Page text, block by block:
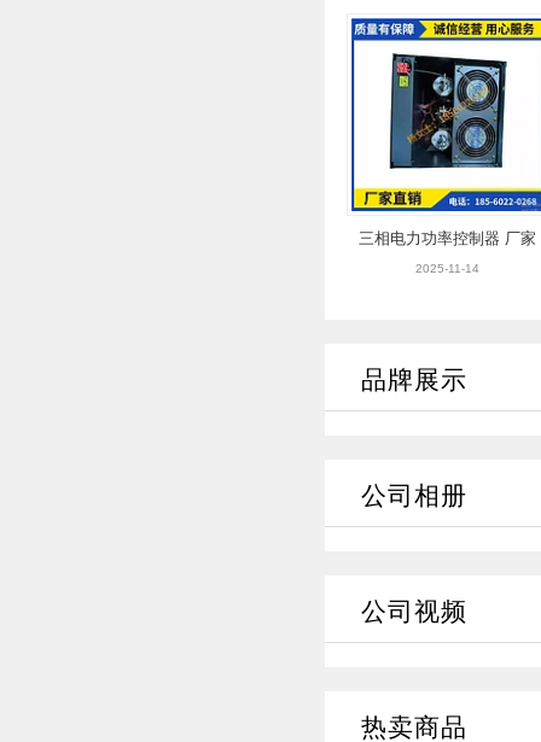
三相电力功率控制器 厂家
直销
2025-11-14
品牌展示
公司相册
公司视频
热卖商品